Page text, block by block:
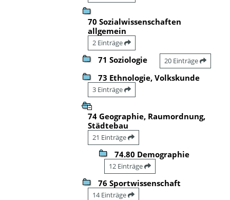
70 Sozialwissenschaften
allgemein
2 Einträge
71 Soziologie 20 Einträge
73 Ethnologie, Volkskunde
3 Einträge
74 Geographie, Raumordnung,
Städtebau
21 Einträge
74.80 Demographie
12 Einträge
76 Sportwissenschaft
14 Einträge